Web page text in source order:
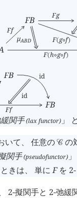
FB
Ff
Fg
F(h∘g∘f)
F( g∘f)
μABD
FB
FB
Ff
id
id
関手(lax functor) 」
いて、 任意の󰒚 の
関手(pseudofunctor)
きは、 単にFを
2-擬関手と 2-弛緩